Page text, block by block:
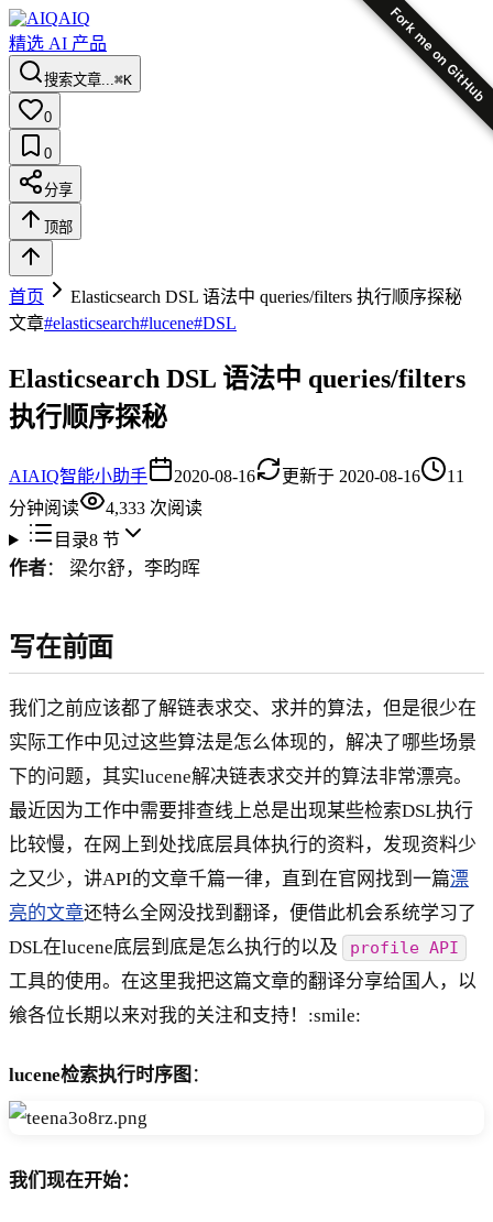
Fork me on GitHub
AIQ
精选 AI 产品
搜索文章...⌘K
0
0
分享
顶部
首页
Elasticsearch DSL 语法中 queries/filters 执行顺序探秘
文章#elasticsearch#lucene#DSL
Elasticsearch DSL 语法中 queries/filters
执行顺序探秘
AIAIQ智能小助手 2020-08-16 更新于 2020-08-16
11
分钟阅读
4,333 次阅读
目录8节
作者： 梁尔舒，李昀晖
写在前面
我们之前应该都了解链表求交、求并的算法，但是很少在
实际工作中见过这些算法是怎么体现的，解决了哪些场景
下的问题，其实lucene解决链表求交并的算法非常漂亮。
最近因为工作中需要排查线上总是出现某些检索DSL执行
比较慢，在网上到处找底层具体执行的资料，发现资料少
之又少，讲API的文章千篇一律，直到在官网找到一篇漂
亮的文章还特么全网没找到翻译，便借此机会系统学习了
DSL在lucene底层到底是怎么执行的以及
profile API
工具的使用。在这里我把这篇文章的翻译分享给国人，以
飨各位长期以来对我的关注和支持！:smile:
lucene检索执行时序图 ：
我们现在开始：